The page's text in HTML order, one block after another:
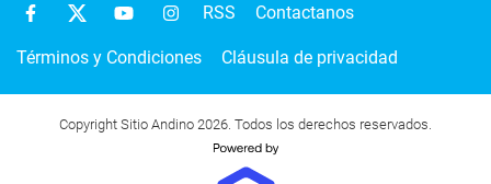
RSS Contactanos
Términos y Condiciones Cláusula de privacidad
Copyright Sitio Andino 2026. Todos los derechos reservados.